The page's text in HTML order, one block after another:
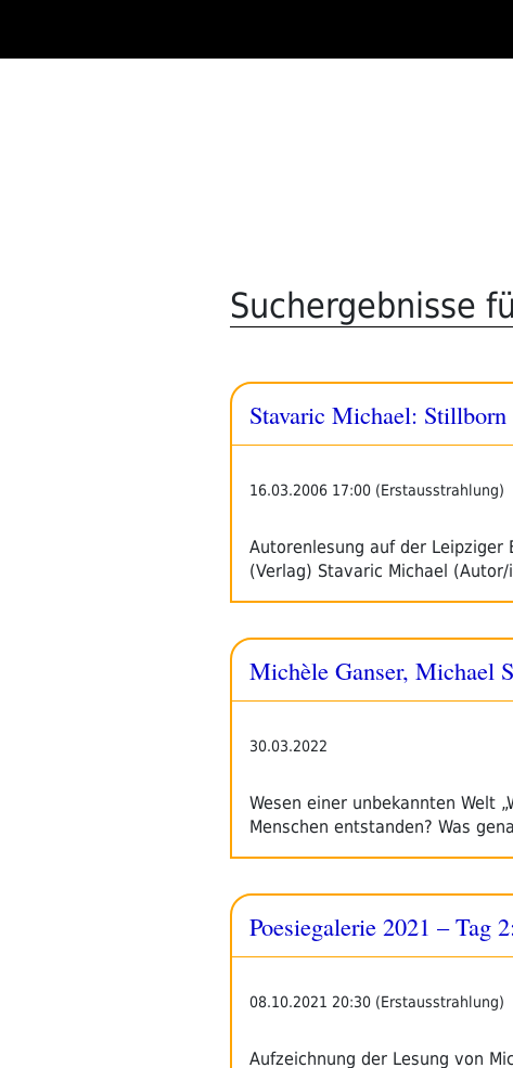
springen
Suchergebnisse
Stavaric Michael: Stillborn
16.03.2006 17:00 (Erstausstrahlung)
Autorenlesung auf der Leipziger
(Verlag) Stavaric Michael
Michèle Ganser, Michael
30.03.2022
Wesen einer unbekannten Welt
Menschen entstanden? Was
Poesiegalerie 2021 – Tag
08.10.2021 20:30 (Erstausstrahlung)
Aufzeichnung der Lesung von